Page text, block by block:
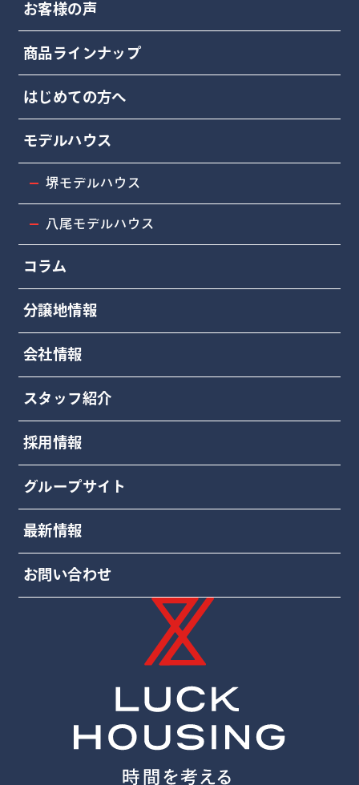
お客様の声
商品ラインナップ
はじめての方へ
モデルハウス
堺モデルハウス
八尾モデルハウス
コラム
分譲地情報
会社情報
スタッフ紹介
採用情報
グループサイト
最新情報
お問い合わせ